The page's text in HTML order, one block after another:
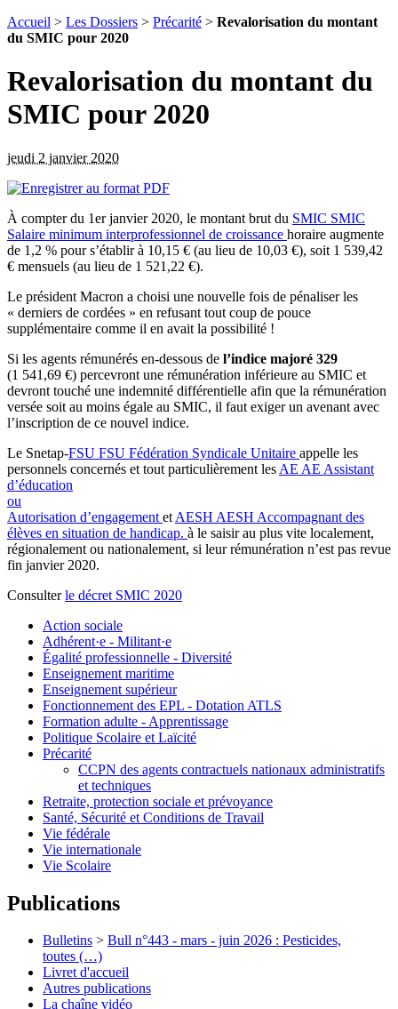
Accueil > Les Dossiers > Précarité > Revalorisation du montant
du SMIC pour 2020
Revalorisation du montant du
SMIC pour 2020
jeudi 2 janvier 2020
À compter du 1er janvier 2020, le montant brut du SMIC SMIC
Salaire minimum interprofessionnel de croissance horaire augmente
de 1,2 % pour s’établir à 10,15 € (au lieu de 10,03 €), soit 1 539,42
€ mensuels (au lieu de 1 521,22 €).
Le président Macron a choisi une nouvelle fois de pénaliser les
« derniers de cordées » en refusant tout coup de pouce
supplémentaire comme il en avait la possibilité !
Si les agents rémunérés en-dessous de l’indice majoré 329
(1 541,69 €) percevront une rémunération inférieure au SMIC et
devront touché une indemnité différentielle afin que la rémunération
versée soit au moins égale au SMIC, il faut exiger un avenant avec
l’inscription de ce nouvel indice.
Le Snetap-FSU FSU Fédération Syndicale Unitaire appelle les
personnels concernés et tout particulièrement les AE AE Assistant
d’éducation
ou
Autorisation d’engagement et AESH AESH Accompagnant des
élèves en situation de handicap. à le saisir au plus vite localement,
régionalement ou nationalement, si leur rémunération n’est pas revue
fin janvier 2020.
Consulterle décret SMIC 2020
Action sociale
Adhérent·e - Militant·e
Égalité professionnelle - Diversité
Enseignement maritime
Enseignement supérieur
Fonctionnement des EPL - Dotation ATLS
Formation adulte - Apprentissage
Politique Scolaire et Laïcité
Précarité
CCPN des agents contractuels nationaux administratifs
et techniques
Retraite, protection sociale et prévoyance
Santé, Sécurité et Conditions de Travail
Vie fédérale
Vie internationale
Vie Scolaire
Publications
Bulletins > Bull n°443 - mars - juin 2026 : Pesticides,
toutes (…)
Livret d'accueil
Autres publications
La chaîne vidéo